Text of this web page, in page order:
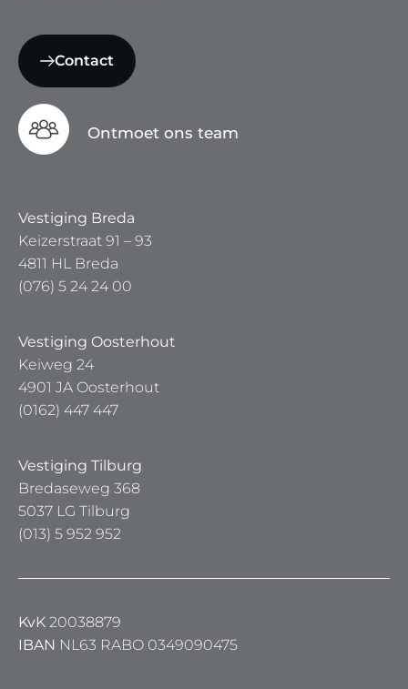
Contact
Ontmoet ons team
Vestiging Breda
Keizerstraat 91 – 93
4811 HL Breda
(076) 5 24 24 00
Vestiging Oosterhout
Keiweg 24
4901 JA Oosterhout
(0162) 447 447
Vestiging Tilburg
Bredaseweg 368
5037 LG Tilburg
(013) 5 952 952
KvK 20038879
IBAN NL63 RABO 0349090475